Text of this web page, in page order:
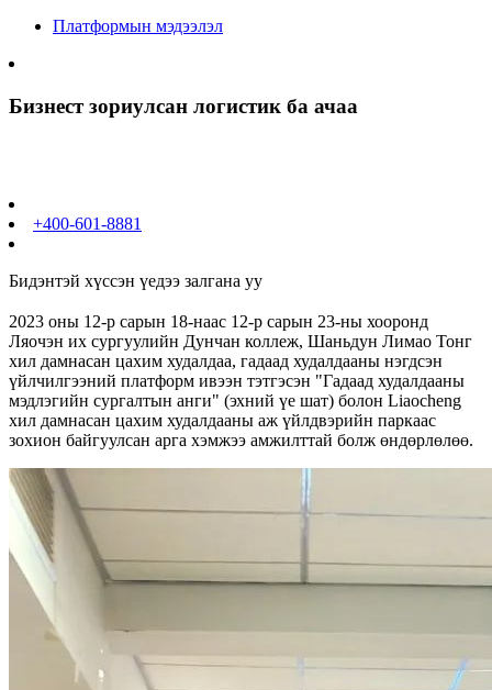
Платформын мэдээлэл
Бизнест зориулсан логистик ба ачаа
+400-601-8881
Бидэнтэй хүссэн үедээ залгана уу
2023 оны 12-р сарын 18-наас 12-р сарын 23-ны хооронд
Ляочэн их сургуулийн Дунчан коллеж, Шаньдун Лимао Тонг
хил дамнасан цахим худалдаа, гадаад худалдааны нэгдсэн
үйлчилгээний платформ ивээн тэтгэсэн "Гадаад худалдааны
мэдлэгийн сургалтын анги" (эхний үе шат) болон Liaocheng
хил дамнасан цахим худалдааны аж үйлдвэрийн паркаас
зохион байгуулсан арга хэмжээ амжилттай болж өндөрлөлөө.